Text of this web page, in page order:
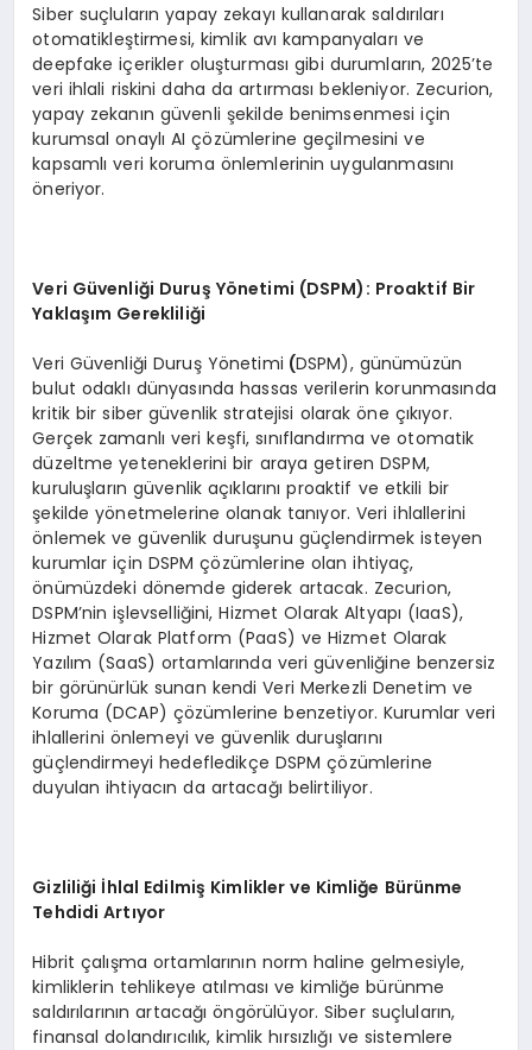
Siber suçluların yapay zekayı kullanarak saldırıları
otomatikleştirmesi, kimlik avı kampanyaları ve
deepfake içerikler oluşturması gibi durumların, 2025’te
veri ihlali riskini daha da artırması bekleniyor. Zecurion,
yapay zekanın güvenli şekilde benimsenmesi için
kurumsal onaylı AI çözümlerine geçilmesini ve
kapsamlı veri koruma önlemlerinin uygulanmasını
öneriyor.
Veri Güvenliği Duruş Yönetimi (DSPM): Proaktif Bir
Yaklaşım Gerekliliği
Veri Güvenliği Duruş Yönetimi (DSPM), günümüzün
bulut odaklı dünyasında hassas verilerin korunmasında
kritik bir siber güvenlik stratejisi olarak öne çıkıyor.
Gerçek zamanlı veri keşfi, sınıflandırma ve otomatik
düzeltme yeteneklerini bir araya getiren DSPM,
kuruluşların güvenlik açıklarını proaktif ve etkili bir
şekilde yönetmelerine olanak tanıyor. Veri ihlallerini
önlemek ve güvenlik duruşunu güçlendirmek isteyen
kurumlar için DSPM çözümlerine olan ihtiyaç,
önümüzdeki dönemde giderek artacak. Zecurion,
DSPM’nin işlevselliğini, Hizmet Olarak Altyapı (IaaS),
Hizmet Olarak Platform (PaaS) ve Hizmet Olarak
Yazılım (SaaS) ortamlarında veri güvenliğine benzersiz
bir görünürlük sunan kendi Veri Merkezli Denetim ve
Koruma (DCAP) çözümlerine benzetiyor. Kurumlar veri
ihlallerini önlemeyi ve güvenlik duruşlarını
güçlendirmeyi hedefledikçe DSPM çözümlerine
duyulan ihtiyacın da artacağı belirtiliyor.
Gizliliği İhlal Edilmiş Kimlikler ve Kimliğe Bürünme
Tehdidi Artıyor
Hibrit çalışma ortamlarının norm haline gelmesiyle,
kimliklerin tehlikeye atılması ve kimliğe bürünme
saldırılarının artacağı öngörülüyor. Siber suçluların,
finansal dolandırıcılık, kimlik hırsızlığı ve sistemlere